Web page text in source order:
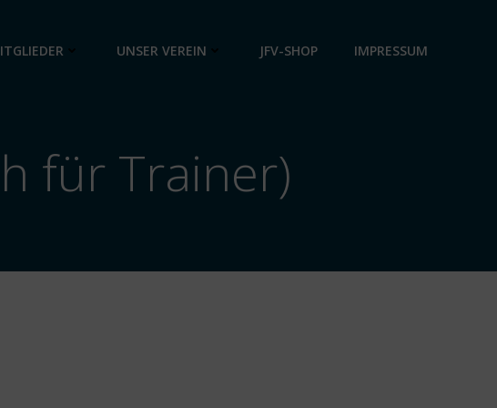
UNSER VEREIN JFV-SHOP IMPRESSUM
für Trainer)